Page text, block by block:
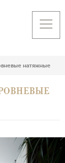
натяжные